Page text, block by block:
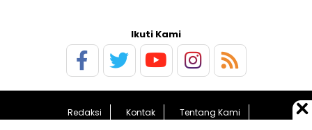
Ikuti Kami
Redaksi Kontak
Tentang Kami